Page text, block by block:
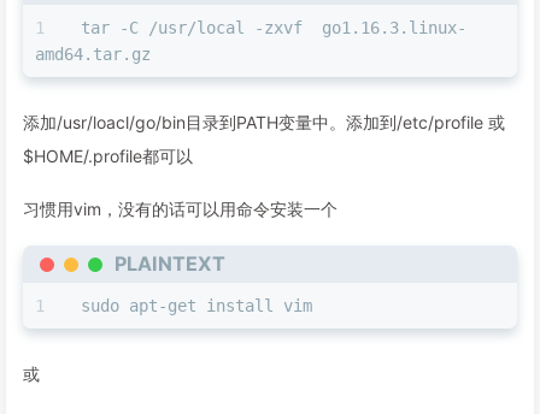
tar -C /usr/local -zxvf  go1.16.3.linux-
amd64.tar.gz
添加/usr/loacl/go/bin目录到PATH变量中。添加到/etc/profile 或
$HOME/.profile都可以
习惯用vim，没有的话可以用命令安装一个
PLAINTEXT
sudo apt-get install vim
或